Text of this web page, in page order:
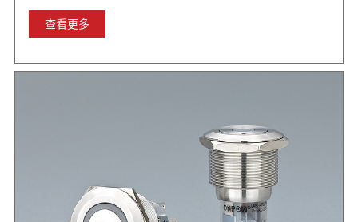
查看更多